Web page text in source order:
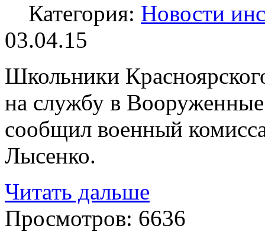
Категория: Новости
03.04.15
Школьники
на службу в
сообщил военный
Лысенко.
Читать дальше
Просмотров: 6636